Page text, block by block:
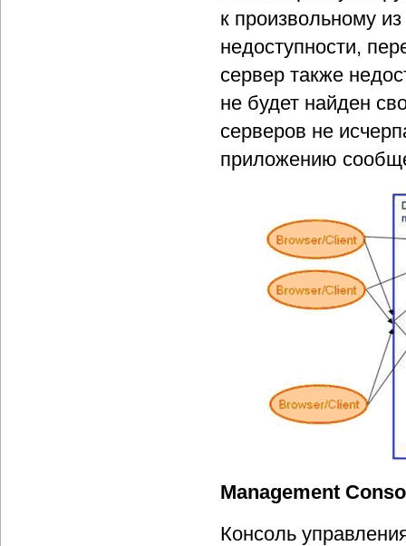
к произвольному
недоступности,
сервер также
не будет найден
серверов не
приложению
Management
Консоль